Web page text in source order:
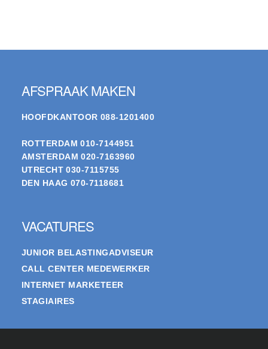
AFSPRAAK MAKEN
HOOFDKANTOOR 088-1201400
ROTTERDAM 010-7144951
AMSTERDAM 020-7163960
UTRECHT 030-7115755
DEN HAAG 070-7118681
VACATURES
JUNIOR BELASTINGADVISEUR
CALL CENTER MEDEWERKER
INTERNET MARKETEER
STAGIAIRES